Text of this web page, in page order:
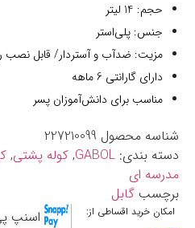
حجم: 14 لیتر
جنس: پلی‌استر
مزیت: ضدآب و آستردار/ قابل نصب
دارای گارانتی 6 ماهه
مناسب برای دانش‌آموزان پسر
شناسه محصول 227210099
دسته بندی: GABOL
, کوله پشتی,
مدرسه ای
برچسب گابل
امکان خرید اقساطی از: اسنپ